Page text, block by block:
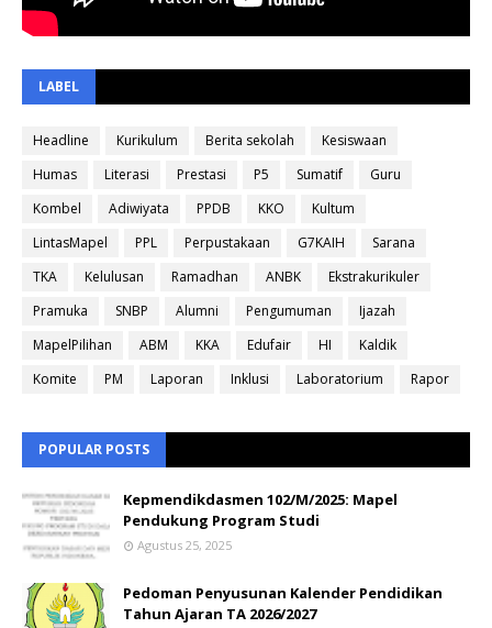
LABEL
Headline Kurikulum Berita sekolah
Kesiswaan
Humas
Literasi Prestasi P5 Sumatif
Guru
Kombel
Adiwiyata PPDB KKO
Kultum
LintasMapel
PPL Perpustakaan G7KAIH
Sarana
TKA
Kelulusan Ramadhan ANBK
Ekstrakurikuler
Pramuka
SNBP Alumni Pengumuman
Ijazah
MapelPilihan
ABM KKA Edufair HI
Kaldik
Komite
PM Laporan Inklusi Laboratorium Rapor
POPULAR POSTS
Kepmendikdasmen 102/M/2025: Mapel
Pendukung Program Studi
Agustus 25, 2025
Pedoman Penyusunan Kalender Pendidikan
Tahun Ajaran TA 2026/2027